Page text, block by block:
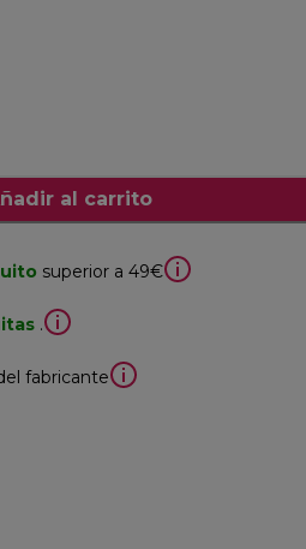
al carrito
superior a 49€
.
fabricante